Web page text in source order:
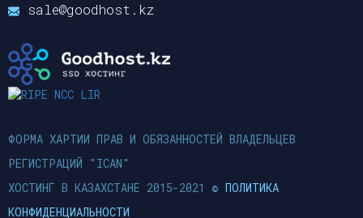
sale@goodhost.kz
ФОРМА ХАРТИИ ПРАВ И ОБЯЗАННОСТЕЙ ВЛАДЕЛЬЦЕВ
РЕГИСТРАЦИЙ "ICAN"
ХОСТИНГ В КАЗАХСТАНЕ 2015-2021 © ПОЛИТИКА
КОНФИДЕНЦИАЛЬНОСТИ